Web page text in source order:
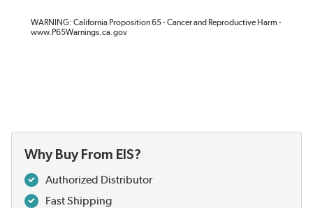
WARNING: California Proposition 65 - Cancer and Reproductive Harm -
www.P65Warnings.ca.gov
Why Buy From EIS?
Authorized Distributor
Fast Shipping